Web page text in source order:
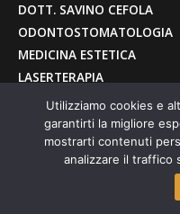
DOTT. SAVINO CEFOLA
ODONTOSTOMATOLOGIA
MEDICINA ESTETICA
LASERTERAPIA
CONTATTI
CONVENZIONI
LINK UTILI
NOTE LEGALI
Utilizziamo cookies e
garantirti la migliore
mostrarti contenuti
analizzare il traffico